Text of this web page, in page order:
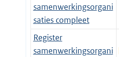
samenwerkingsorgani
saties compleet
Register
samenwerkingsorgani